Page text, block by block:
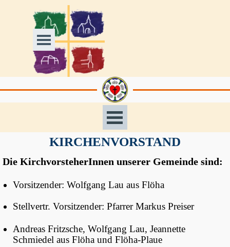
Direkt zum Seiteninhalt
Menü überspringen
Menü überspringenKIRCHENVORSTAND
Die KirchvorsteherInnen unserer Gemeinde sind:
Vorsitzender: Wolfgang Lau aus Flöha
Stellvertr. Vorsitzender: Pfarrer Markus Preiser
Andreas Fritzsche, Wolfgang Lau, Jeannette
Schmiedel aus Flöha und Flöha-Plaue